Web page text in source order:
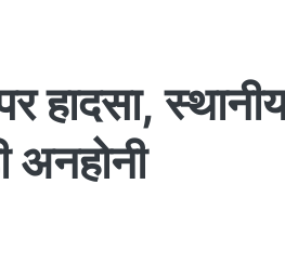
हादसा,
अनहोनी